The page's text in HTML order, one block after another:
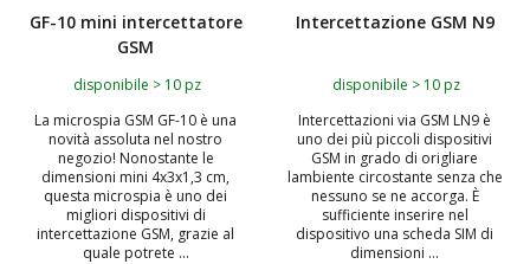
GF-10 mini intercettatore
GSM
disponibile > 10 pz
La microspia GSM GF-10 è una
novità assoluta nel nostro
negozio! Nonostante le
dimensioni mini 4x3x1,3 cm,
questa microspia è uno dei
migliori dispositivi di
intercettazione GSM, grazie al
quale potrete ...
Intercettazione GSM N9
disponibile > 10 pz
Intercettazioni via GSM LN9 è
uno dei più piccoli dispositivi
GSM in grado di origliare
lambiente circostante senza che
nessuno se ne accorga. È
sufficiente inserire nel
dispositivo una scheda SIM di
dimensioni ...